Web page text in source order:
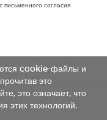
cookie-файлы и
это
это означает, что
этих технологий.
согласия